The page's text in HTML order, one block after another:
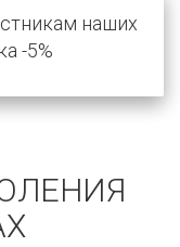
наших
-5%